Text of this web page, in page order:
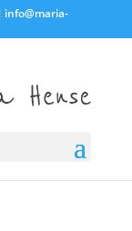
info@maria-